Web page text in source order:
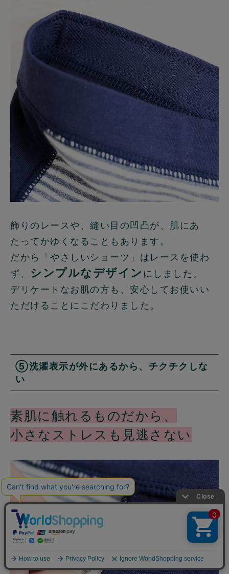
飾りのレースや、縫い目の凹凸が、肌にあ
たってかゆくなることもあります。
だから「やさしいショーツ」はレースを使わ
ず、 シンプルなデザイン にしました。
デリケートなお肌の方も、安心してお使いい
ただけることにこだわりました。
⑤洗濯表示が外にあるから、チクチクしな
い
素肌に触れるものだから、
小さなストレスも見逃さない